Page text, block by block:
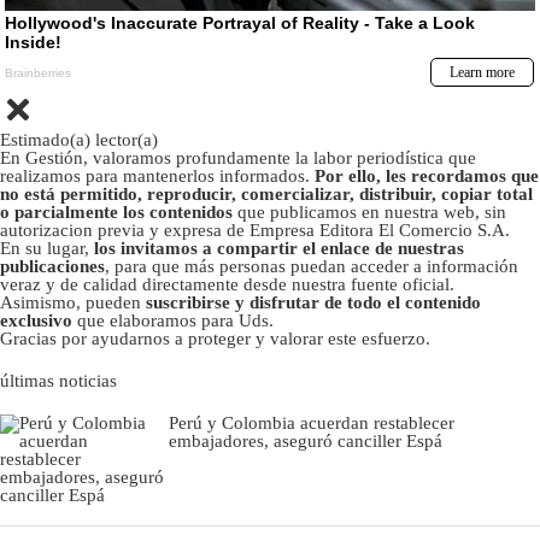
Estimado(a) lector(a)
En Gestión, valoramos profundamente la labor periodística que
realizamos para mantenerlos informados. Por ello, les recordamos que
no está permitido, reproducir, comercializar, distribuir, copiar total
o parcialmente los contenidos que publicamos en nuestra web, sin
autorizacion previa y expresa de Empresa Editora El Comercio S.A.
En su lugar, los invitamos a compartir el enlace de nuestras
publicaciones, para que más personas puedan acceder a información
veraz y de calidad directamente desde nuestra fuente oficial.
Asimismo, pueden suscribirse y disfrutar de todo el contenido
exclusivo que elaboramos para Uds.
Gracias por ayudarnos a proteger y valorar este esfuerzo.
últimas noticias
Perú y Colombia acuerdan restablecer
embajadores, aseguró canciller Espá